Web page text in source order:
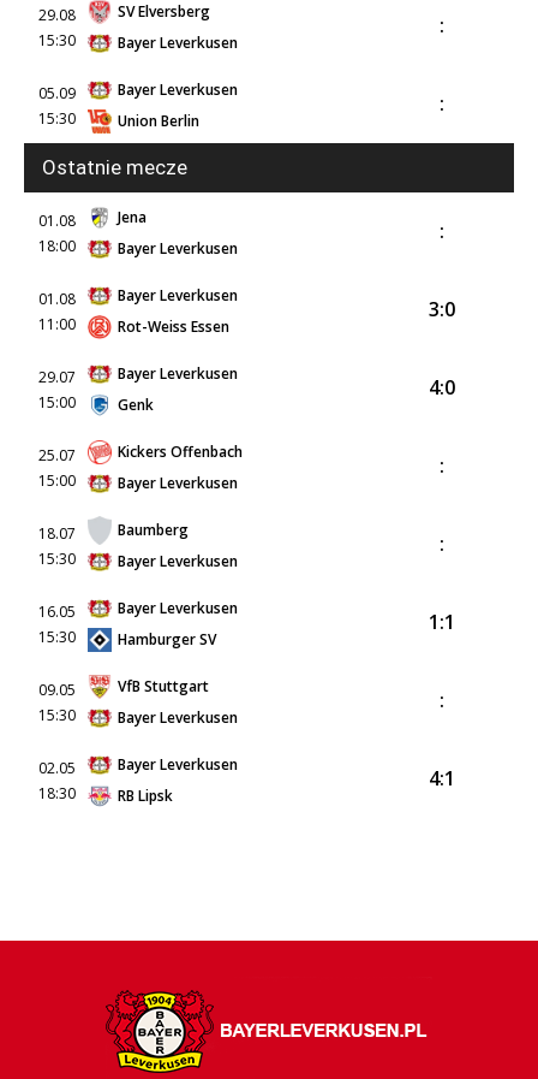
29.08
15:30
SV Elversberg
Bayer Leverkusen
:
05.09
15:30
Bayer Leverkusen
Union Berlin
:
Ostatnie mecze
01.08
18:00
Jena
Bayer Leverkusen
:
01.08
11:00
Bayer Leverkusen
Rot-Weiss Essen
3:0
29.07
15:00
Bayer Leverkusen
Genk
4:0
25.07
15:00
Kickers Offenbach
Bayer Leverkusen
:
18.07
15:30
Baumberg
Bayer Leverkusen
:
16.05
15:30
Bayer Leverkusen
Hamburger SV
1:1
09.05
15:30
VfB Stuttgart
Bayer Leverkusen
:
02.05
18:30
Bayer Leverkusen
RB Lipsk
4:1